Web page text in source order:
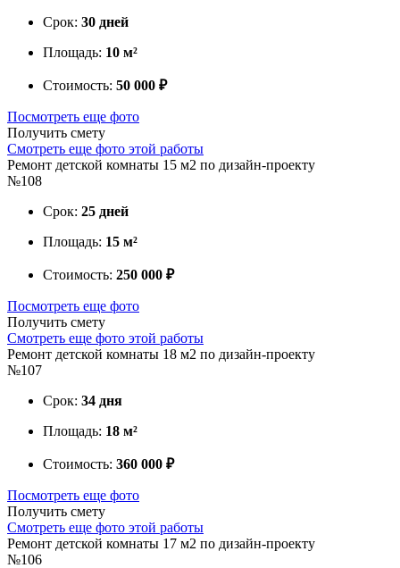
Срок: 30 дней
Площадь: 10 м²
Стоимость: 50 000 ₽
Посмотреть еще фото
Получить смету
Смотреть еще фото этой работы
Ремонт детской комнаты 15 м2 по дизайн-проекту
№108
Срок: 25 дней
Площадь: 15 м²
Стоимость: 250 000 ₽
Посмотреть еще фото
Получить смету
Смотреть еще фото этой работы
Ремонт детской комнаты 18 м2 по дизайн-проекту
№107
Срок: 34 дня
Площадь: 18 м²
Стоимость: 360 000 ₽
Посмотреть еще фото
Получить смету
Смотреть еще фото этой работы
Ремонт детской комнаты 17 м2 по дизайн-проекту
№106